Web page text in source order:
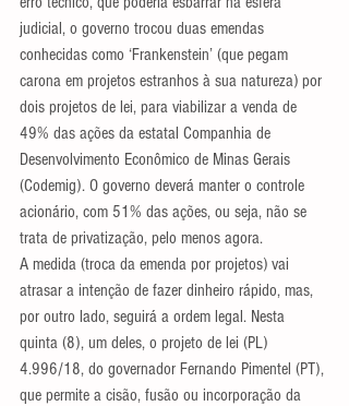
judicial, o governo trocou duas emendas
conhecidas como ‘Frankenstein’ (que pegam
carona em projetos estranhos à sua natureza) por
dois projetos de lei, para viabilizar a venda de
49% das ações da estatal Companhia de
Desenvolvimento Econômico de Minas Gerais
(Codemig). O governo deverá manter o controle
acionário, com 51% das ações, ou seja, não se
trata de privatização, pelo menos agora.
A medida (troca da emenda por projetos) vai
atrasar a intenção de fazer dinheiro rápido, mas,
por outro lado, seguirá a ordem legal. Nesta
quinta (8), um deles, o projeto de lei (PL)
4.996/18, do governador Fernando Pimentel (PT),
que permite a cisão, fusão ou incorporação da